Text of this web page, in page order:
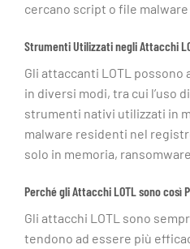
cercano script o file malware
Strumenti Utilizzati negli Attacchi
Gli attaccanti LOTL possono
in diversi modi, tra cui l’uso
strumenti nativi utilizzati in
malware residenti nel
solo in memoria,
Perché gli Attacchi LOTL sono così
Gli attacchi LOTL sono
tendono ad essere più